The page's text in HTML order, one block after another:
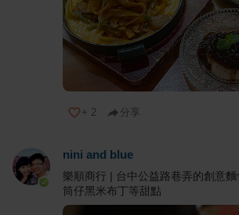
+ 2 分享
nini and blue
樂順商行 | 台中公益路巷弄的創意
筒仔黑米布丁等甜點